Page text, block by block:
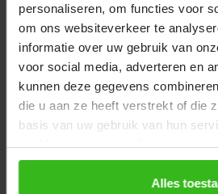
personaliseren, om functies voor
om ons websiteverkeer te
informatie over uw gebruik van
voor social media, adverteren en
kunnen deze gegevens
die u aan ze heeft verstrekt of die
basis van uw gebruik van hun
cookies en het gebruik van
EPDMXL vind jehier.
Alles
oppervlakken
Voorkomen van condensvorming
Verbetering van hechting bij het
Het zorgt voor een langere
Laten we per situatie bekijken of een
1. EPDM op houten